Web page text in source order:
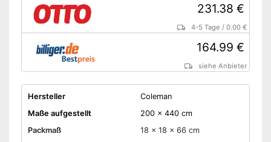
231.38 €
4-5 Tage /0.00 €
164.99 €
siehe Anbieter
Hersteller
Coleman
Maße aufgestellt
200 x 440 cm
Packmaß
18 x 18 x 66 cm